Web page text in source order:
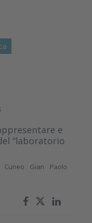
e
“laboratorio
Gian Paolo